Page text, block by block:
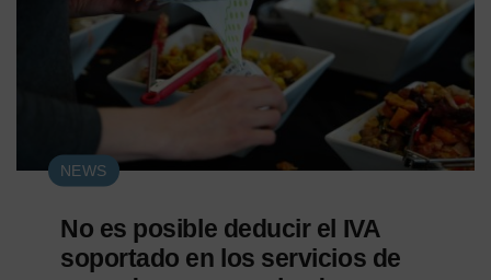
NEWS
No es posible deducir el IVA
soportado en los servicios de